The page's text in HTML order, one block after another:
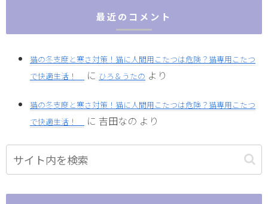
最近のコメント
猫の冬支度と寒さ対策！猫に人間用こたつは危険？猫専用こたつ
で快適生活！
に ひろ＆うたの より
猫の冬支度と寒さ対策！猫に人間用こたつは危険？猫専用こたつ
で快適生活！
に 吉田なの より